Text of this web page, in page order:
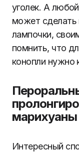
уголек. А
может сделать
лампочки,
помнить, что
конопли нужно
марихуаны
Интересный